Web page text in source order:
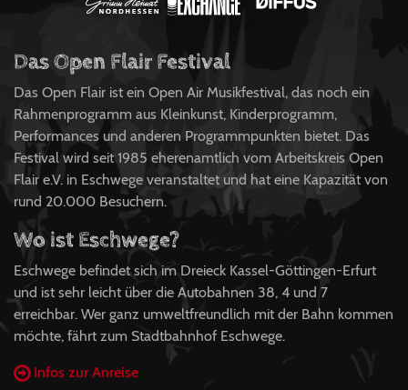
Das Open Flair Festival
Das Open Flair ist ein Open Air Musikfestival, das noch ein
Rahmenprogramm aus Kleinkunst, Kinderprogramm,
Performances und anderen Programmpunkten bietet. Das
Festival wird seit 1985 eherenamtlich vom Arbeitskreis Open
Flair e.V. in Eschwege veranstaltet und hat eine Kapazität von
rund 20.000 Besuchern.
Wo ist Eschwege?
Eschwege befindet sich im Dreieck Kassel-Göttingen-Erfurt
und ist sehr leicht über die Autobahnen 38, 4 und 7
erreichbar. Wer ganz umweltfreundlich mit der Bahn kommen
möchte, fährt zum Stadtbahnhof Eschwege.
Infos zur Anreise